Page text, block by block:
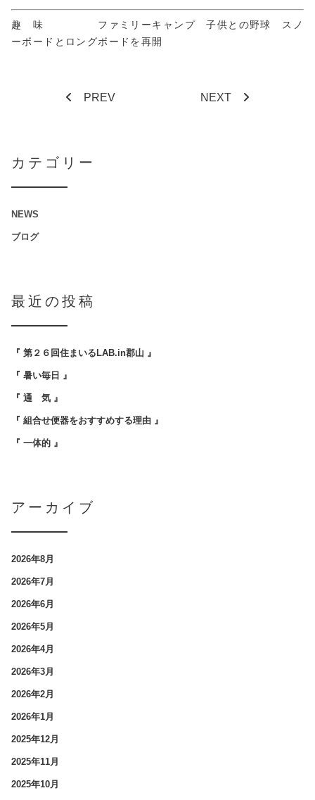
趣 味 ファミリーキャンプ 子供との野球 スノ
ーボードとロングボードを再開
PREV NEXT
カテゴリー
NEWS
ブログ
最近の投稿
『 第２６回住まいるLAB.in郡山 』
『 暑い毎日 』
『 通 気 』
『 組合せ便器をおすすめする理由 』
『 一体的 』
アーカイブ
2026年8月
2026年7月
2026年6月
2026年5月
2026年4月
2026年3月
2026年2月
2026年1月
2025年12月
2025年11月
2025年10月